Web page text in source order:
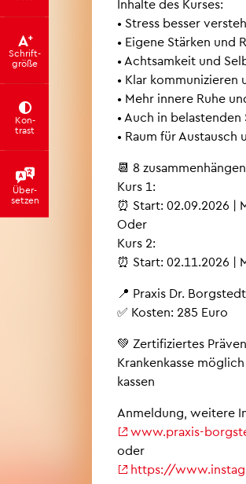
Schrift­
grö­ße
Kon­
trast
Über­
set­zen
In­hal­te des Kur­ses:
• Stress bes­ser
• Ei­ge­ne Stär­ken und
• Acht­sam­keit und
• Klar kom­mu­ni­zie­ren
• Mehr in­ne­re Ruhe
• Auch in
• Raum für
📆 8
Kurs 1:
⏰ Start: 02.09.2026 |
Oder
Kurs 2:
⏰ Start: 02.11.2026 |
📍 Pra­xis Dr.
✅ Kos­ten: 285 Euro
💚 Zer­ti­fi­zier­tes
Kran­ken­kas­se
kas­sen
An­mel­dung, wei­te­re
www.​praxis-​
oder
https://​